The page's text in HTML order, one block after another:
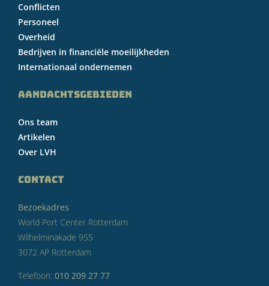
Conflicten
Personeel
Overheid
Bedrijven in financiële moeilijkheden
Internationaal ondernemen
AANDACHTSGEBIEDEN
Ons team
Artikelen
Over LVH
CONTACT
Bezoekadres
World Port Center Rotterdam
Wilhelminakade 955
3072 AP Rotterdam
Telefoon: 010 209 27 77